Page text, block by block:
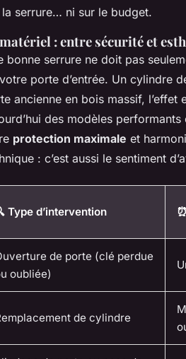
la serrure… ni sur le budget.
: entre sécurité et
bonne serrure ne doit pas
porte d’entrée. Un cylindre
ancienne en bois massif,
des modèles
protection maximale et
: c’est aussi le sentiment
Type d’intervention
de porte (clé perdue
oubliée)
de cylindre